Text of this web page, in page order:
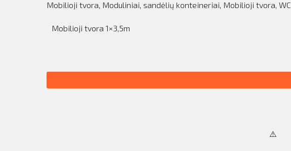
Mobilioji tvora, Moduliniai, sandėlių konteineriai, Mobilioji tvora, WC
Mobilioji tvora 1×3,5m